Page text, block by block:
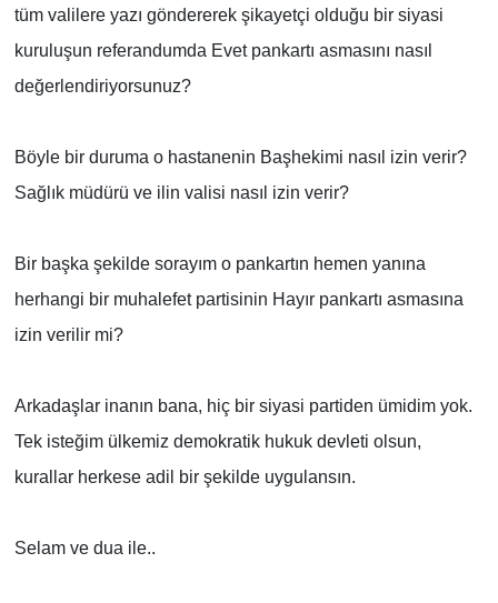
tüm valilere yazı göndererek şikayetçi olduğu bir siyasi
kuruluşun referandumda Evet pankartı asmasını nasıl
değerlendiriyorsunuz?
Böyle bir duruma o hastanenin Başhekimi nasıl izin verir?
Sağlık müdürü ve ilin valisi nasıl izin verir?
Bir başka şekilde sorayım o pankartın hemen yanına
herhangi bir muhalefet partisinin Hayır pankartı asmasına
izin verilir mi?
Arkadaşlar inanın bana, hiç bir siyasi partiden ümidim yok.
Tek isteğim ülkemiz demokratik hukuk devleti olsun,
kurallar herkese adil bir şekilde uygulansın.
Selam ve dua ile..